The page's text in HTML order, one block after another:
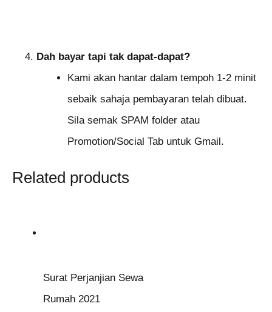
Dah bayar tapi tak dapat-dapat?
Kami akan hantar dalam tempoh 1-2 minit
sebaik sahaja pembayaran telah dibuat.
Sila semak SPAM folder atau
Promotion/Social Tab untuk Gmail.
Related products
Surat Perjanjian Sewa
Rumah 2021